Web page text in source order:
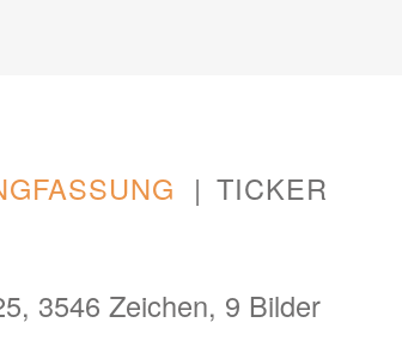
TICKER
3546 Zeichen, 9 Bilder